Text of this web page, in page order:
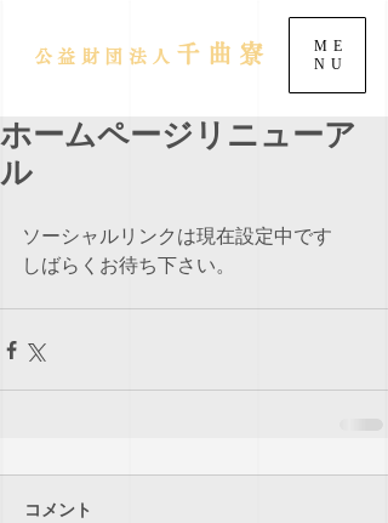
ME
NU
公益財団法人 千曲寮
ホームページリニューア
ル
ソーシャルリンクは現在設定中です
しばらくお待ち下さい。
コメント